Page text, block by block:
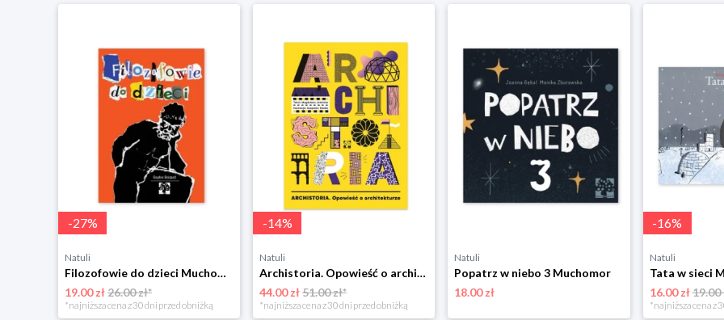
-27%
Natuli
Filozofowie do dzieci Muchomor
19.00 zł26.00 zł*
*najniższa cena z 30 dni przed obniżką
-14%
Natuli
Archistoria. Opowieść o architekturze Muchomor
44.00 zł51.00 zł*
*najniższa cena z 30 dni przed obniżką
Natuli
Popatrz w niebo 3 Muchomor
18.00 zł
-16%
Natuli
Tata w sieci
16.00 zł19.00
*najniższa cena z